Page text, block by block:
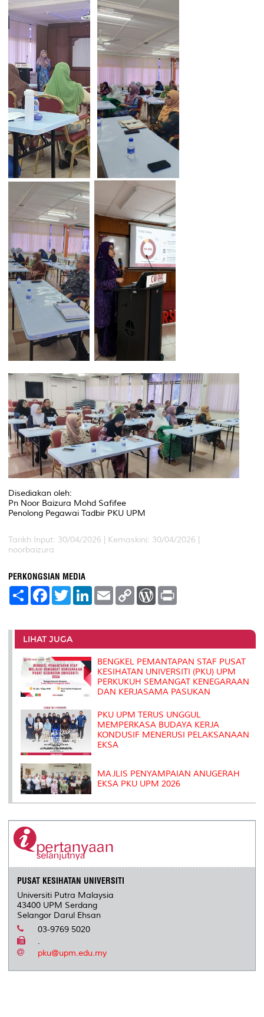
Disediakan oleh:
Pn Noor Baizura Mohd Safifee
Penolong Pegawai Tadbir PKU UPM
Tarikh Input: 30/04/2026 | Kemaskini: 30/04/2026 |
noorbaizura
PERKONGSIAN MEDIA
S
e
F
a
b
o
o
k
T
w
t
e
r
L
e
I
E
m
l
C
L
n
k
W
P
e
s
s
t
LIHAT JUGA
BENGKEL PEMANTAPAN STAF PUSAT
KESIHATAN UNIVERSITI (PKU) UPM
PERKUKUH SEMANGAT KENEGARAAN
DAN KERJASAMA PASUKAN
PKU UPM TERUS UNGGUL
MEMPERKASA BUDAYA KERJA
KONDUSIF MENERUSI PELAKSANAAN
EKSA
MAJLIS PENYAMPAIAN ANUGERAH
EKSA PKU UPM 2026
PUSAT KESIHATAN UNIVERSITI
Universiti Putra Malaysia
43400 UPM Serdang
Selangor Darul Ehsan
03-9769 5020
.
pku@upm.edu.my